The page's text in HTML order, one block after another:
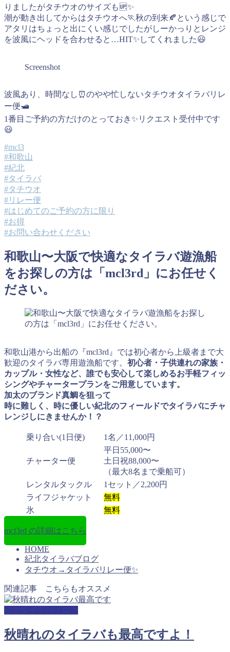
りましたがタチウオのサイズも🆙✨
潮が動き出してからはタチウオへ🏃秋の到来🍂という感じで
アタリはちょっと出にくい感じでしたがしーかっりとレンジ
を波風にヘッドを合わせると…HIT✨してくれました😃
Screenshot
波風あり、時間なし⏰のやや忙しないタチウオタイラバリレ
ー便🛥️
1番目ご予約の方だけのとっておき✨リクエスト受付中です
😃
#mcl3
#和歌山
#紀北
#タイラバ
#タチウオ
#リレー便
#はじめてのご予約の方に限り
#お得
#お問い合わせください
和歌山〜大阪で快適なタイラバ遊漁船
をお探しの方は「mcl3rd」にお任せく
ださい。
和歌山港から出船の『mcl3rd』では初心者から上級者まで大
歓迎のタイラバ専用遊漁船です。 初心者・子供連れの家族・
カップル・女性など、誰でも安心して楽しめるお手軽フィッ
シングやチャータープランをご用意しています。
加太のブランド真鯛を狙って
時に難しく、時に優しい紀北のフィールドでタイラバにチャ
レンジしにきませんか！？
乗り合い(1日便) 1名／11,000円
チャーター便
平日55,000〜
土日祝88,000〜
（最大8名まで乗船可）
レンタルタックル
1セット／2,200円
ライフジャケット
無料
氷
無料
mcl3rd の詳細はこちら
HOME
紀北タイラバブログ
タチウオ→タイラバリレー便✨
関連記事 こちらもオススメ
紀北タイラバブログ
秋晴れのタイラバも最高ですよ！